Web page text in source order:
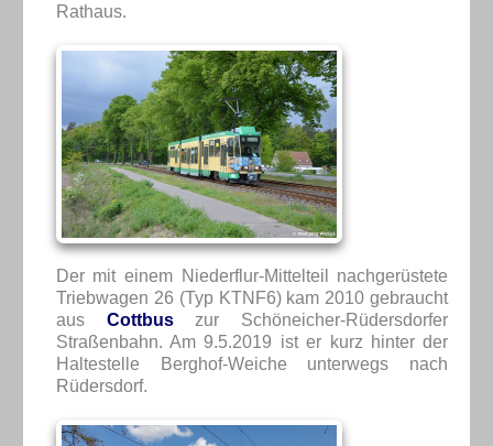
Rathaus.
Der mit einem Niederflur-Mittelteil nachgerüstete
Triebwagen 26 (Typ KTNF6) kam 2010 gebraucht
aus Cottbuszur Schöneicher-Rüdersdorfer
Straßenbahn. Am 9.5.2019 ist er kurz hinter der
Haltestelle Berghof-Weiche unterwegs nach
Rüdersdorf.